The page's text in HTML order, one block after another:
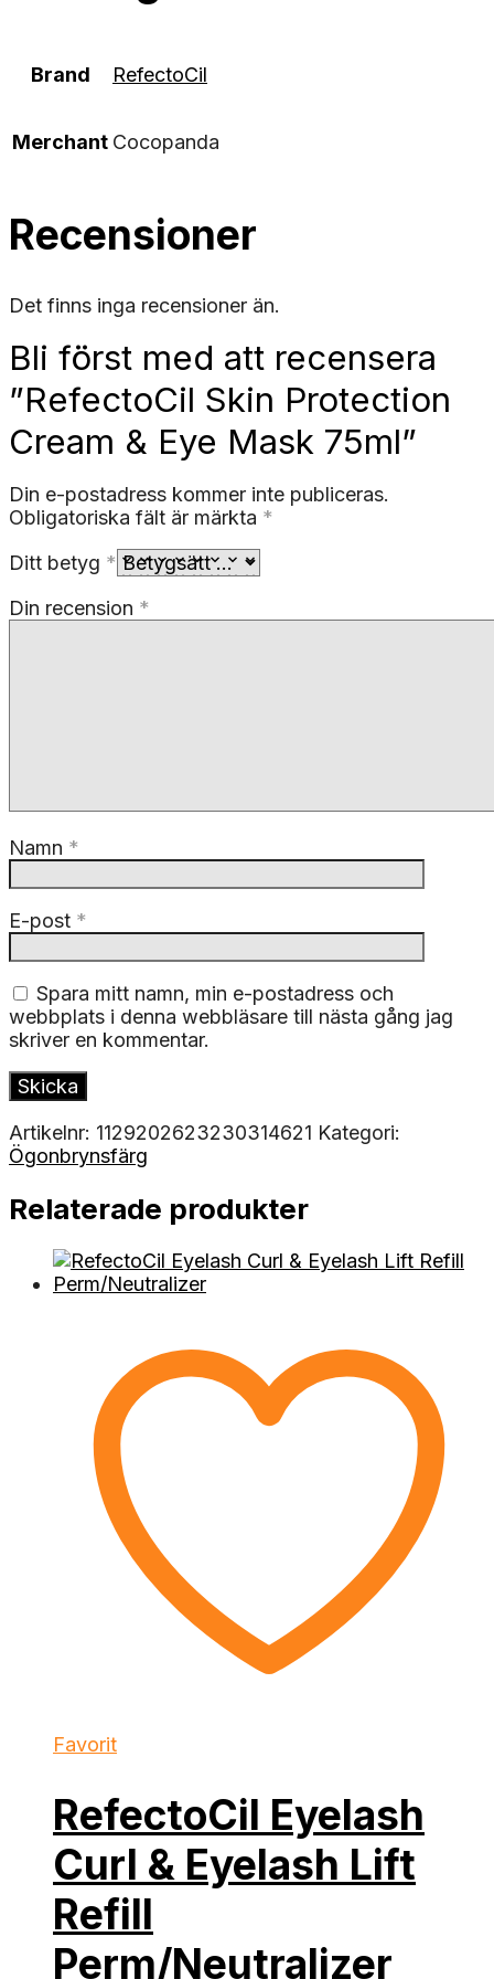
Brand RefectoCil
Merchant Cocopanda
Recensioner
Det finns inga recensioner än.
Bli först med att recensera
”RefectoCil Skin Protection
Cream & Eye Mask 75ml”
Din e-postadress kommer inte publiceras.
Obligatoriska fält är märkta *
Ditt betyg *
Din recension *
Namn *
E-post *
Spara mitt namn, min e-postadress och
webbplats i denna webbläsare till nästa gång jag
skriver en kommentar.
Artikelnr: 1129202623230314621 Kategori:
Ögonbrynsfärg
Relaterade produkter
Favorit
RefectoCil Eyelash
Curl & Eyelash Lift
Refill
Perm/Neutralizer